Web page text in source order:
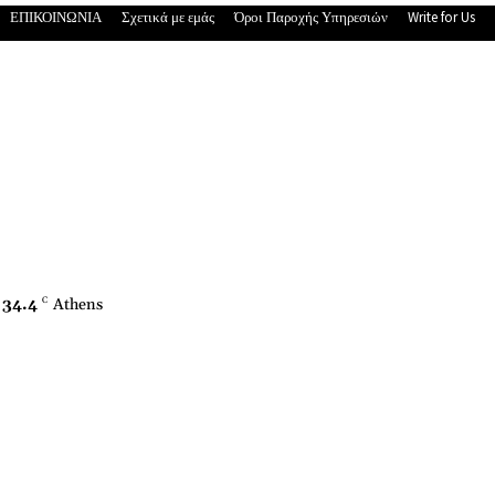
ΕΠΙΚΟΙΝΩΝΙΑ Σχετικά με εμάς Όροι Παροχής Υπηρεσιών Write for Us
34.4 C Athens